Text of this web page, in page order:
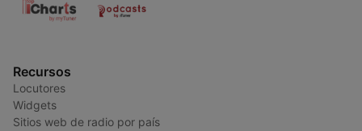
Recursos
Locutores
Widgets
Sitios web de radio por país